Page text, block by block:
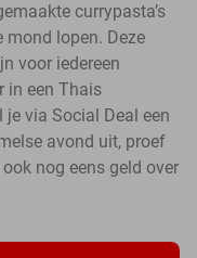
currypasta’s
mond lopen. Deze
voor iedereen
in een Thais
via Social Deal een
avond uit, proef
nog eens geld over